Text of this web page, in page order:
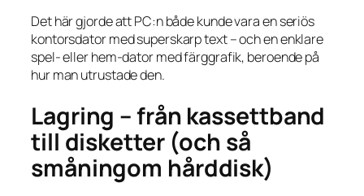
Det här gjorde att PC:n både kunde vara en seriös
kontorsdator med superskarp text – och en enklare
spel- eller hem-dator med färggrafik, beroende på
hur man utrustade den.
Lagring – från kassettband
till disketter (och så
småningom hårddisk)